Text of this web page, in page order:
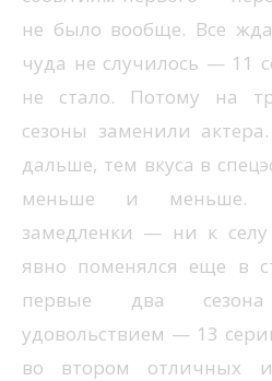
не было вообще. Все
чуда не случилось — 11
не стало. Потому на
сезоны заменили
дальше, тем вкуса в
меньше и меньше.
замедленки — ни к селу
явно поменялся еще в
первые два
удовольствием — 13
во втором отличных